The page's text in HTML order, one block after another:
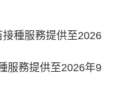
種服務提供至2026
服務提供至2026年9